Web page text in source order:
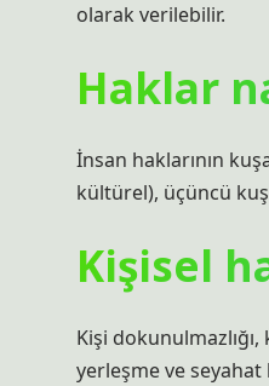
olarak verilebilir.
Haklar
İnsan haklarının
kültürel), üçüncü
Kişisel
Kişi
yerleşme ve